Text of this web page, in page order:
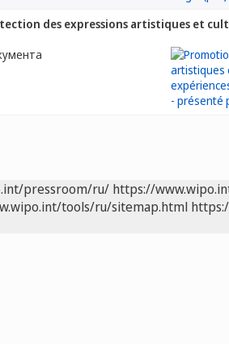
des expressions artistiques et
pressroom/ru/ https://
tools/ru/sitemap.html